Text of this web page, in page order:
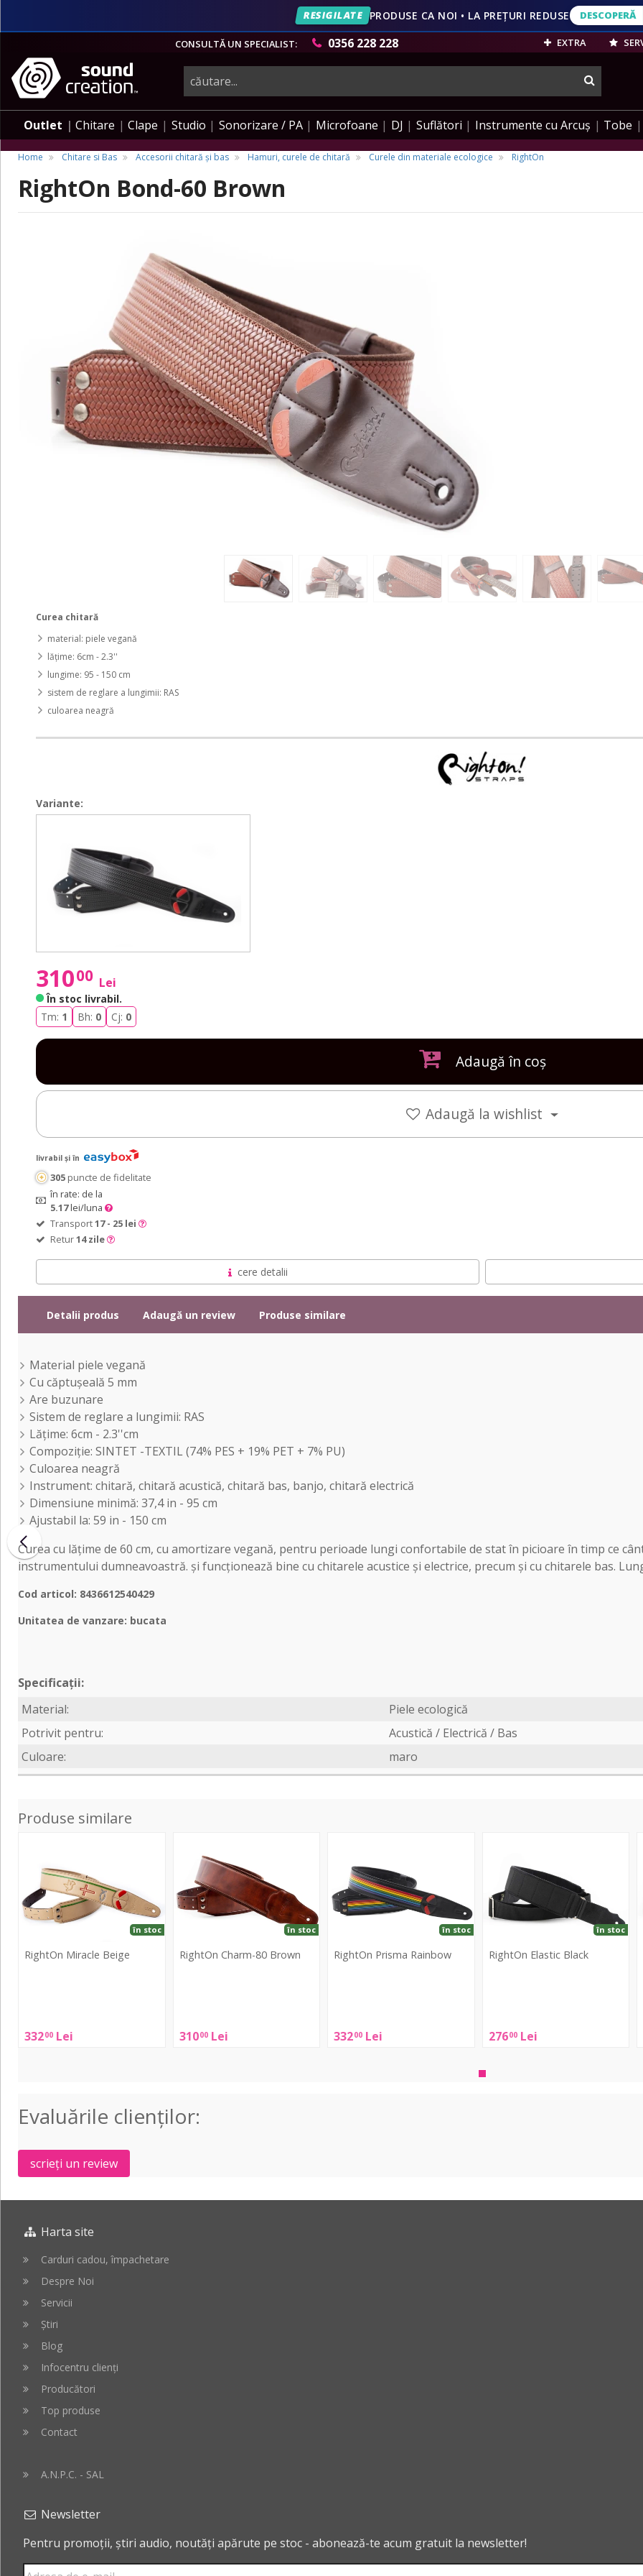
VEZI
RESIGILATE PRODUSE CA NOI • LA PREȚURI REDUSE DESCOPERĂ
DESCOPERĂ
CONSULTĂ UN SPECIALIST:
0356 228 228 EXTRA
instrumente
muzicale,
echipamente
pro-
Outlet Chitare Clape Studio Sonorizare / PA Microfoane DJ Suflători Instrumente cu Arcuș Tobe
Home Chitare si Bas Accesorii chitară și bas Hamuri, curele de chitară Curele din materiale ecologice RightOn
RightOn Bond-60 Brown
Curea chitară
material: piele vegană
lățime: 6cm - 2.3''
lungime: 95 - 150 cm
sistem de reglare a lungimii: RAS
culoarea neagră
Variante:
31000 Lei
În stoc livrabil.
Tm: 1 Bh: 0 Cj: 0
Adaugă în coș
Adaugă la wishlist
livrabil și în
305 puncte de fidelitate
în rate: de la
5.17lei/luna
Transport17 - 25 lei
Retur14 zile
cere detalii
Detalii produs Adaugă un review Produse similare
Material piele vegană
Cu căptușeală 5 mm
Are buzunare
Sistem de reglare a lungimii: RAS
Lățime: 6cm - 2.3''cm
Compoziție: SINTET -TEXTIL (74% PES + 19% PET + 7% PU)
Culoarea neagră
Instrument: chitară, chitară acustică, chitară bas, banjo, chitară electrică
Dimensiune minimă: 37,4 in - 95 cm
Ajustabil la: 59 in - 150 cm
Curea cu lățime de 60 cm, cu amortizare vegană, pentru perioade lungi confortabile de stat în picioare în timp ce
instrumentului dumneavoastră. și funcționează bine cu chitarele acustice și electrice, precum și cu chitarele bas.
Cod articol: 8436612540429
Unitatea de vanzare: bucata
Specificații:
Material:
Piele ecologică
Potrivit pentru:
Acustică / Electrică / Bas
Culoare:
maro
Produse similare
RightOn Miracle Beige
33200 Lei
în stoc
Brown
RightOn Charm-80 Brown
31000 Lei
în stoc
Brown
RightOn Prisma Rainbow
33200 Lei
în stoc
RightOn Elastic Black
27600 Lei
în stoc
Evaluările clienţilor:
scrieți un review
Harta site
Carduri cadou, împachetare
Despre Noi
Servicii
Știri
Blog
Infocentru clienți
Producători
Top produse
Contact
A.N.P.C. - SAL
Newsletter
Pentru promoții, știri audio, noutăți apărute pe stoc - abonează-te acum gratuit la newsletter!